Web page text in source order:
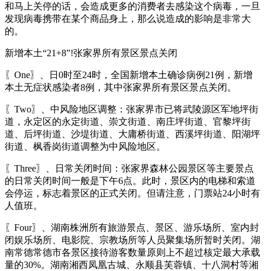
和马上关停的话，会造成更多的消费者去感染这个病毒，一旦
发现病毒携带在某个商品身上，那么说造成的影响是非常大
的。
新增本土“21+8”!张家界所有景区景点关闭
〖One〗、日0时至24时，全国新增本土确诊病例21例，新增
本土无症状感染者8例，其中张家界所有景区景点关闭。
〖Two〗、中风险地区调整：张家界市已将武陵源区军地坪街
道，永定区的永定街道、崇文街道、南庄坪街道、官黎坪街
道、后坪街道、沙堤街道、大庸桥街道、西溪坪街道、阳湖坪
街道、枫香岗街道调整为中风险地区。
〖Three〗、日常关闭时间：张家界森林公园景区等主要景点
的日常关闭时间一般是下午6点。此时，景区内的电梯和索道
会停运，标志着景区的正式关闭。但请注意，门票站24小时有
人值班。
〖Four〗、湖南株洲所有旅游景点、景区、游乐场所、室内封
闭娱乐场所、电影院、宗教场所等人员聚集场所暂时关闭。湖
南常德常德市各景区接待游客数量原则上不超过核定最大承载
量的30%。湖南湘西凤凰古城、永顺县芙蓉镇、十八洞村等湘